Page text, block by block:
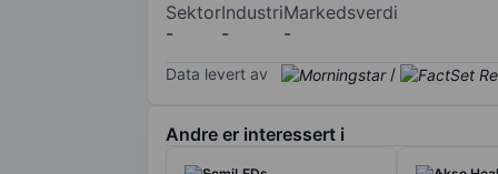
Sektor
-
Industri
-
Markedsverdi
-
Data levert av /
Andre er interessert i